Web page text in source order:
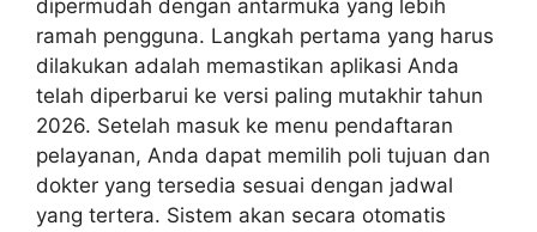
dipermudah dengan antarmuka yang lebih
ramah pengguna. Langkah pertama yang harus
dilakukan adalah memastikan aplikasi Anda
telah diperbarui ke versi paling mutakhir tahun
2026. Setelah masuk ke menu pendaftaran
pelayanan, Anda dapat memilih poli tujuan dan
dokter yang tersedia sesuai dengan jadwal
yang tertera. Sistem akan secara otomatis